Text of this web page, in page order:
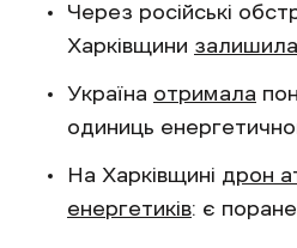
Через російські
Харківщини
Україна отримала
одиниць
На Харківщині дрон
енергетиків: є